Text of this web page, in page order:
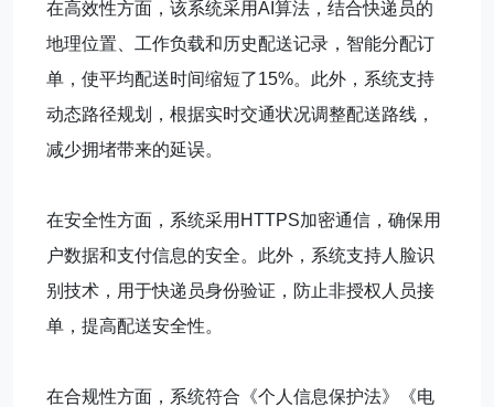
在高效性方面，该系统采用AI算法，结合快递员的
地理位置、工作负载和历史配送记录，智能分配订
单，使平均配送时间缩短了15%。此外，系统支持
动态路径规划，根据实时交通状况调整配送路线，
减少拥堵带来的延误。
在安全性方面，系统采用HTTPS加密通信，确保用
户数据和支付信息的安全。此外，系统支持人脸识
别技术，用于快递员身份验证，防止非授权人员接
单，提高配送安全性。
在合规性方面，系统符合《个人信息保护法》《电